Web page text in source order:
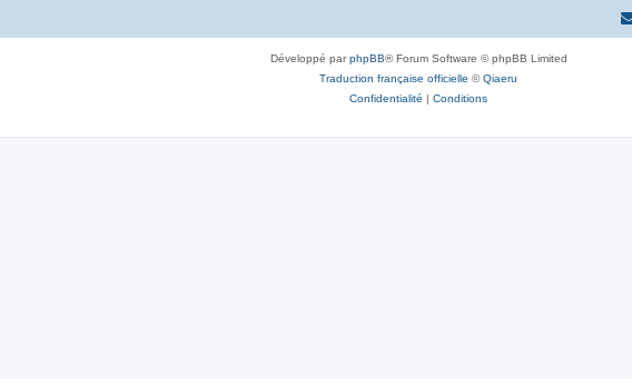
Développé parphpBB® Forum Software © phpBB Limited
Traduction française officielle ©Qiaeru
Confidentialité | Conditions